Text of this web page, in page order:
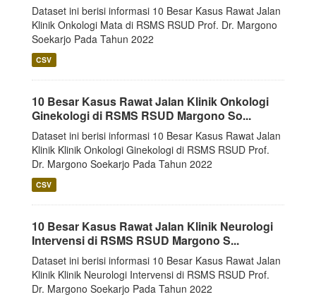
Dataset ini berisi informasi 10 Besar Kasus Rawat Jalan
Klinik Onkologi Mata di RSMS RSUD Prof. Dr. Margono
Soekarjo Pada Tahun 2022
CSV
10 Besar Kasus Rawat Jalan Klinik Onkologi
Ginekologi di RSMS RSUD Margono So...
Dataset ini berisi informasi 10 Besar Kasus Rawat Jalan
Klinik Klinik Onkologi Ginekologi di RSMS RSUD Prof.
Dr. Margono Soekarjo Pada Tahun 2022
CSV
10 Besar Kasus Rawat Jalan Klinik Neurologi
Intervensi di RSMS RSUD Margono S...
Dataset ini berisi informasi 10 Besar Kasus Rawat Jalan
Klinik Klinik Neurologi Intervensi di RSMS RSUD Prof.
Dr. Margono Soekarjo Pada Tahun 2022